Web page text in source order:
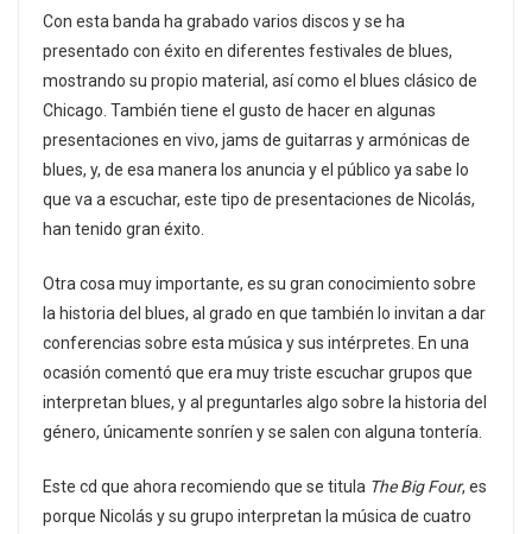
Con esta banda ha grabado varios discos y se ha
presentado con éxito en diferentes festivales de blues,
mostrando su propio material, así como el blues clásico de
Chicago. También tiene el gusto de hacer en algunas
presentaciones en vivo, jams de guitarras y armónicas de
blues, y, de esa manera los anuncia y el público ya sabe lo
que va a escuchar, este tipo de presentaciones de Nicolás,
han tenido gran éxito.
Otra cosa muy importante, es su gran conocimiento sobre
la historia del blues, al grado en que también lo invitan a dar
conferencias sobre esta música y sus intérpretes. En una
ocasión comentó que era muy triste escuchar grupos que
interpretan blues, y al preguntarles algo sobre la historia del
género, únicamente sonríen y se salen con alguna tontería.
Este cd que ahora recomiendo que se titula The Big Four, es
porque Nicolás y su grupo interpretan la música de cuatro